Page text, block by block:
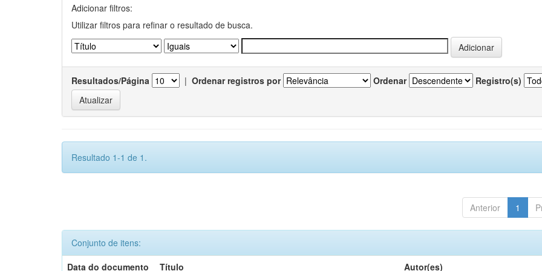
Adicionar filtros:
Utilizar filtros para refinar o resultado de busca.
Resultados/Página | Ordenar registros por Ordenar Registro(s)
Resultado 1-1 de 1.
Anterior 1
Conjunto de itens:
Data do documento
Título Autor(es)